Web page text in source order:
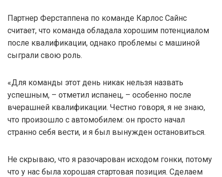
Партнер Ферстаппена по команде Карлос Сайнс
считает, что команда обладала хорошим потенциалом
после квалификации, однако проблемы с машиной
сыграли свою роль.
«Для команды этот день никак нельзя назвать
успешным, – отметил испанец, – особенно после
вчерашней квалификации. Честно говоря, я не знаю,
что произошло с автомобилем: он просто начал
странно себя вести, и я был вынужден остановиться.
Не скрываю, что я разочарован исходом гонки, потому
что у нас была хорошая стартовая позиция. Сделаем